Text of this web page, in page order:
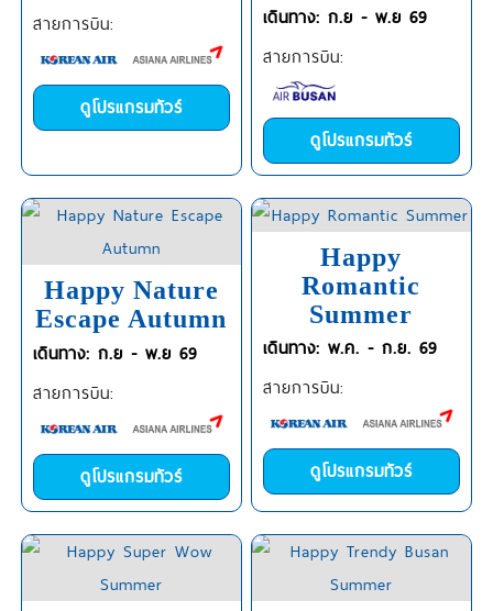
สายการบิน:
ดูโปรแกรมทัวร์
เดินทาง: ก.ย - พ.ย 69
สายการบิน:
ดูโปรแกรมทัวร์
Happy Nature
Escape Autumn
เดินทาง: ก.ย - พ.ย 69
สายการบิน:
ดูโปรแกรมทัวร์
Happy
Romantic
Summer
เดินทาง: พ.ค. - ก.ย. 69
สายการบิน:
ดูโปรแกรมทัวร์